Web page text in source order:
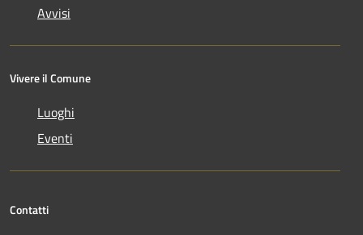
Avvisi
Vivere il Comune
Luoghi
Eventi
Contatti